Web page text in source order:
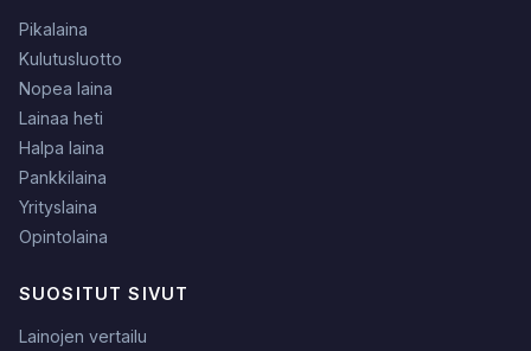
Pikalaina
Kulutusluotto
Nopea laina
Lainaa heti
Halpa laina
Pankkilaina
Yrityslaina
Opintolaina
SUOSITUT SIVUT
Lainojen vertailu